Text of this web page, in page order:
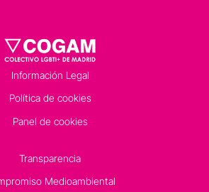
Información Legal
Política de cookies
Panel de cookies
Transparencia
Medioambiental